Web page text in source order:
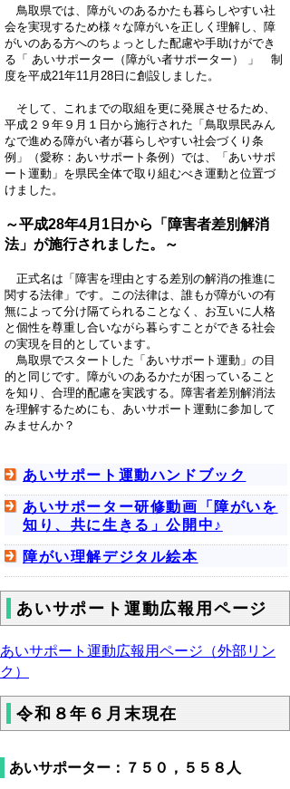
鳥取県では、障がいのあるかたも暮らしやすい社
会を実現するため様々な障がいを正しく理解し、障
がいのある方へのちょっとした配慮や手助けができ
る「 あいサポーター（障がい者サポーター） 」 制
度を平成21年11月28日に創設しました。
そして、これまでの取組を更に発展させるため、
平成２９年９月１日から施行された「鳥取県民みん
なで進める障がい者が暮らしやすい社会づくり条
例」（愛称：あいサポート条例）では、「あいサポ
ート運動」を県民全体で取り組むべき運動と位置づ
けました。
～平成28年4月1日から「障害者差別解消
法」が施行されました。～
正式名は「障害を理由とする差別の解消の推進に
関する法律」です。この法律は、誰もが障がいの有
無によって分け隔てられることなく、お互いに人格
と個性を尊重し合いながら暮らすことができる社会
の実現を目的としています。
鳥取県でスタートした「あいサポート運動」の目
的と同じです。障がいのあるかたが困っていること
を知り、合理的配慮を実践する。障害者差別解消法
を理解するためにも、あいサポート運動に参加して
みませんか？
あいサポート運動ハンドブック
あいサポーター研修動画「障がいを
知り、共に生きる」公開中♪
障がい理解デジタル絵本
あいサポート運動広報用ページ
あいサポート運動広報用ページ（外部リン
ク）
令和８年６月末現在
あいサポーター：７５０，５５８人